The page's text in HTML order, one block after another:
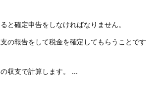
と確定申告をしなければなりません。
の報告をして税金を確定してもらうことです
収支で計算します。 ...